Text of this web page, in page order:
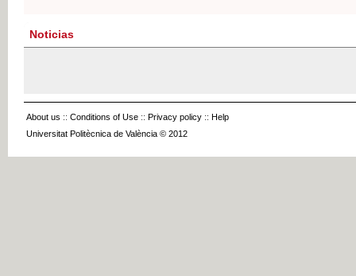
Noticias
About us :: Conditions of Use :: Privacy policy :: Help
Universitat Politècnica de València © 2012